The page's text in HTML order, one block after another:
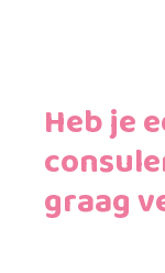
Heb je
graag